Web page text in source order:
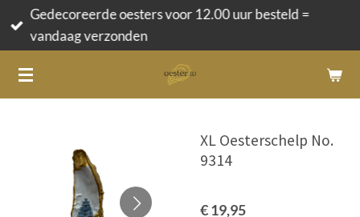
Ga
direct
de
Gedecoreerde oesters voor 12.00 uur besteld =
vandaag verzonden
XL Oesterschelp No.
9314
€ 19,95